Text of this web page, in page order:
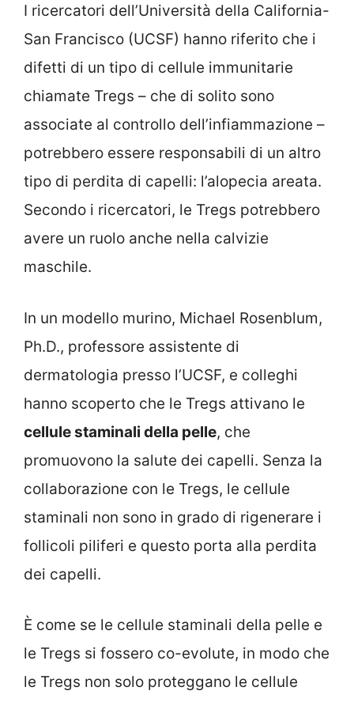
I ricercatori dell’Università della California-
San Francisco (UCSF) hanno riferito che i
difetti di un tipo di cellule immunitarie
chiamate Tregs – che di solito sono
associate al controllo dell’infiammazione –
potrebbero essere responsabili di un altro
tipo di perdita di capelli: l’alopecia areata.
Secondo i ricercatori, le Tregs potrebbero
avere un ruolo anche nella calvizie
maschile.
In un modello murino, Michael Rosenblum,
Ph.D., professore assistente di
dermatologia presso l’UCSF, e colleghi
hanno scoperto che le Tregs attivano le
cellule staminali della pelle, che
promuovono la salute dei capelli. Senza la
collaborazione con le Tregs, le cellule
staminali non sono in grado di rigenerare i
follicoli piliferi e questo porta alla perdita
dei capelli.
È come se le cellule staminali della pelle e
le Tregs si fossero co-evolute, in modo che
le Tregs non solo proteggano le cellule